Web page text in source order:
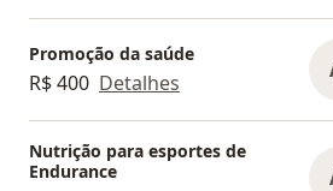
Promoção da saúde
R$ 400 Detalhes
Nutrição para esportes de
Endurance